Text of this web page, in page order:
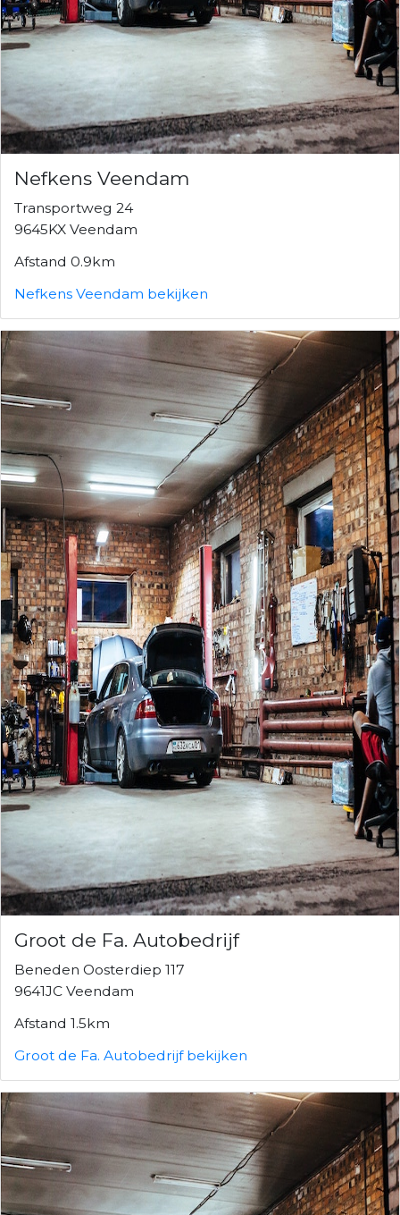
Nefkens Veendam
Transportweg 24
9645KX Veendam
Afstand 0.9km
Nefkens Veendam bekijken
Groot de Fa. Autobedrijf
Beneden Oosterdiep 117
9641JC Veendam
Afstand 1.5km
Groot de Fa. Autobedrijf bekijken